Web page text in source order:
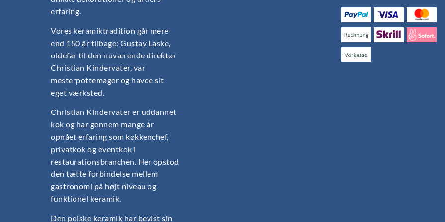
erfaring.
Vores keramiktradition går mere
end 150 år tilbage: Gustav Laske,
oldefar til den nuværende direktør
Christian Kindervater, var
mesterpottemager og havde sit
eget værksted.
Christian Kindervater er uddannet
kok og har gennem mange år
opnået erfaring som køkkenchef,
privatkok og eventkok i
restaurationsbranchen. Her opstod
den tætte forbindelse mellem
gastronomi på højt niveau og
funktionel keramik.
Den polske keramik har bevist sin